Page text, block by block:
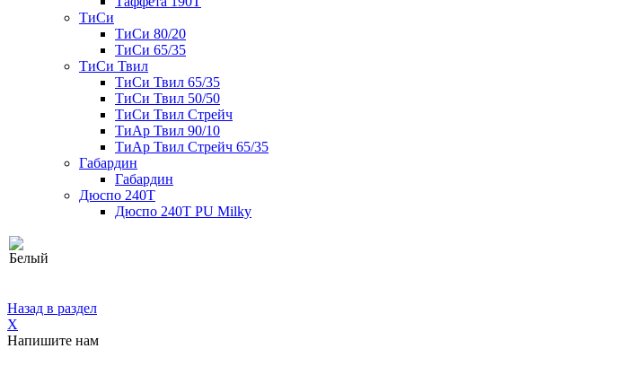
ТиСи
ТиСи 80/20
ТиСи 65/35
ТиСи Твил
ТиСи Твил 65/35
ТиСи Твил 50/50
ТиСи Твил Стрейч
ТиАр Твил 90/10
ТиАр Твил Стрейч 65/35
Габардин
Габардин
Дюспо 240Т
Дюспо 240Т PU Milky
Назад в раздел
X
Напишите нам